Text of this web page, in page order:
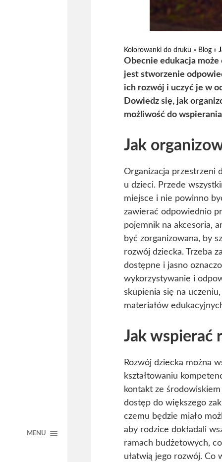
MENU
Kolorowanki do druku » Blog »
Obecnie edukacja
jest stworzenie
ich rozwój i uczyć je w
Dowiedz się, jak
możliwość do
Jak
Organizacja przestrzeni
u dzieci. Przede
miejsce i nie powinno
zawierać odpowiednio
pojemnik na akcesoria,
być zorganizowana, by
rozwój dziecka. Trzeba
dostępne i jasno
wykorzystywanie i
skupienia się na
materiałów
Jak wspierać
Rozwój dziecka można
kształtowaniu
kontakt ze
dostęp do większego
czemu będzie miało
aby rodzice dokładali
ramach budżetowych,
ułatwią jego rozwój. Co